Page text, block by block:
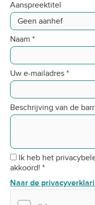
Aanspreektitel
Naam *
Uw e-mailadres *
Beschrijving van de
Ik heb het
akkoord! *
Naar de